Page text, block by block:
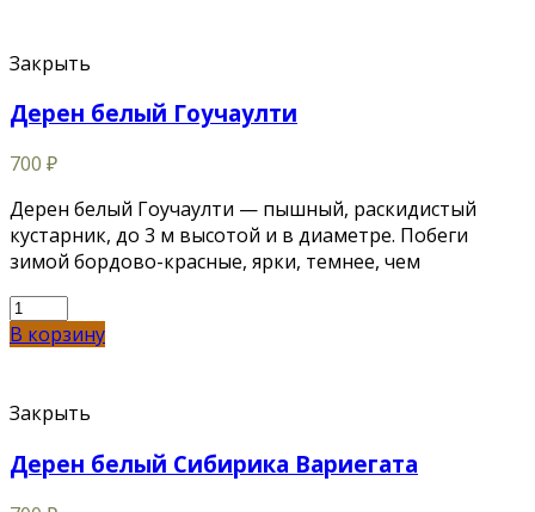
Закрыть
Дерен белый Гоучаулти
700 ₽
Дерен белый Гоучаулти — пышный, раскидистый
кустарник, до 3 м высотой и в диаметре. Побеги
зимой бордово-красные, ярки, темнее, чем
В корзину
Закрыть
Дерен белый Сибирика Вариегата